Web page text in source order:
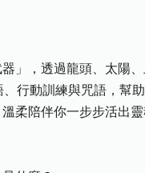
，透過龍頭、太陽、
行動訓練與咒語，幫
柔陪伴你一步步活出靈